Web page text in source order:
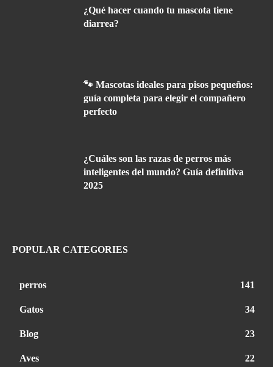
¿Qué hacer cuando tu mascota tiene
diarrea?
🐾 Mascotas ideales para pisos pequeños:
guía completa para elegir el compañero
perfecto
¿Cuáles son las razas de perros más
inteligentes del mundo? Guía definitiva
2025
POPULAR CATEGORIES
perros 141
Gatos 34
Blog 23
Aves 22